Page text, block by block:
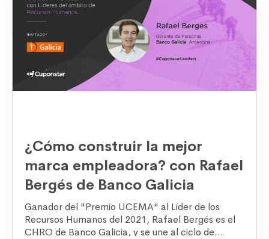
¿Cómo construir la mejor
marca empleadora? con Rafael
Bergés de Banco Galicia
Ganador del "Premio UCEMA" al Líder de los
Recursos Humanos del 2021, Rafael Bergés es el
CHRO de Banco Galicia, y se une al ciclo de